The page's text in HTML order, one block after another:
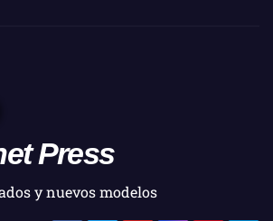
Press
y nuevos modelos